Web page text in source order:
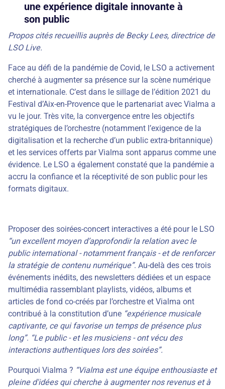
une expérience digitale innovante à
son public
Propos cités recueillis auprès de Becky Lees, directrice de
LSO Live.
Face au défi de la pandémie de Covid, le LSO a activement
cherché à augmenter sa présence sur la scène numérique
et internationale. C’est dans le sillage de l’édition 2021 du
Festival d’Aix-en-Provence que le partenariat avec Vialma a
vu le jour. Très vite, la convergence entre les objectifs
stratégiques de l’orchestre (notamment l’exigence de la
digitalisation et la recherche d’un public extra-britannique)
et les services offerts par Vialma sont apparus comme une
évidence. Le LSO a également constaté que la pandémie a
accru la confiance et la réceptivité de son public pour les
formats digitaux.
Proposer des soirées-concert interactives a été pour le LSO
“un excellent moyen d’approfondir la relation avec le
public international - notamment français - et de renforcer
la stratégie de contenu numérique”. Au-delà des ces trois
événements inédits, des newsletters dédiées et un espace
multimédia rassemblant playlists, vidéos, albums et
articles de fond co-créés par l’orchestre et Vialma ont
contribué à la constitution d’une “expérience musicale
captivante, ce qui favorise un temps de présence plus
long”. “Le public - et les musiciens - ont vécu des
interactions authentiques lors des soirées”.
Pourquoi Vialma ? “Vialma est une équipe enthousiaste et
pleine d'idées qui cherche à augmenter nos revenus et à